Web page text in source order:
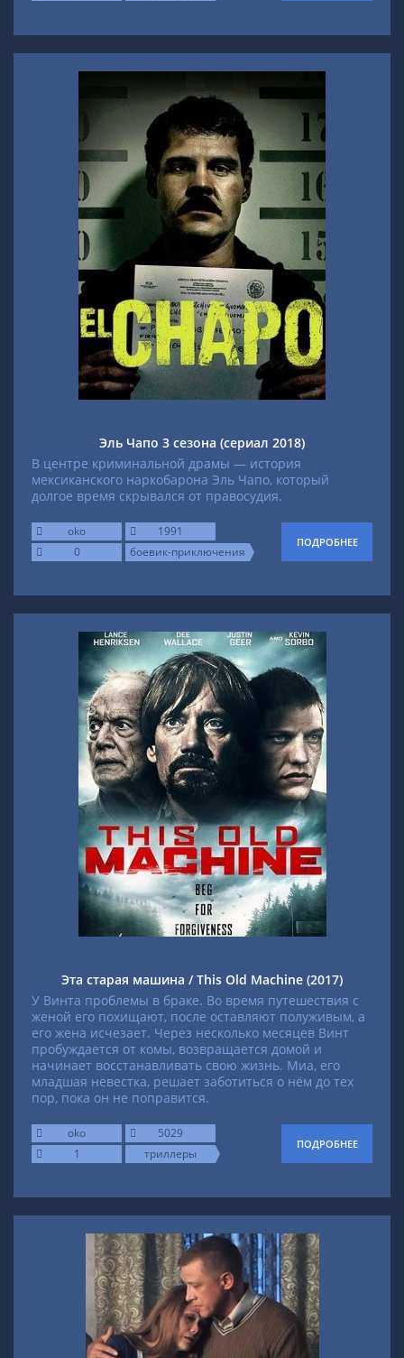
Эль Чапо 3 сезона (сериал 2018)
В центре криминальной драмы — история
мексиканского наркобарона Эль Чапо, который
долгое время скрывался от правосудия.
oko
1991
0
боевик-приключения
ПОДРОБНЕЕ
Эта старая машина / This Old Machine (2017)
У Винта проблемы в браке. Во время путешествия с
женой его похищают, после оставляют полуживым, а
его жена исчезает. Через несколько месяцев Винт
пробуждается от комы, возвращается домой и
начинает восстанавливать свою жизнь. Миа, его
младшая невестка, решает заботиться о нём до тех
пор, пока он не поправится.
oko
5029
1
триллеры
ПОДРОБНЕЕ